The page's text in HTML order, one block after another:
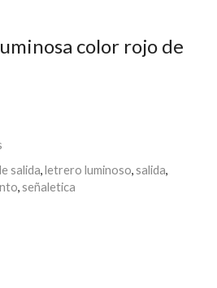
color rojo de
salida,letrero luminoso,salida,
,señaletica